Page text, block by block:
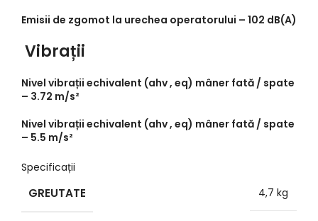
Emisii de zgomot la urechea operatorului – 102 dB(A)
Vibrații
Nivel vibrații echivalent (ahv , eq) mâner fată / spate
– 3.72 m/s²
Nivel vibrații echivalent (ahv , eq) mâner fată / spate
– 5.5 m/s²
Specificații
GREUTATE 4,7 kg